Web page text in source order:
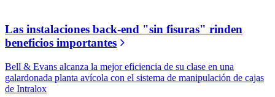
Las instalaciones back-end "sin fisuras" rinden
beneficios importantes
Bell & Evans alcanza la mejor eficiencia de su clase en una
galardonada planta avícola con el sistema de manipulación de cajas
de Intralox